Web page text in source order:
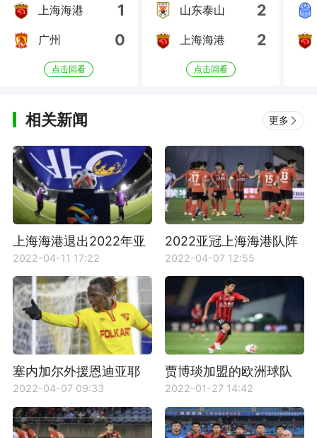
上海海港 1
广州 0
点击回看
山东泰山 2
上海海港 2
点击回看
相关新闻 更多
上海海港退出2022年亚
冠联赛
2022-04-11 17:22
2022亚冠上海海港队阵
容
2022-04-07 12:55
塞内加尔外援恩迪亚耶
加盟上海海港
2022-04-07 09:33
贾博琰加盟的欧洲球队
介绍
2022-01-27 14:42